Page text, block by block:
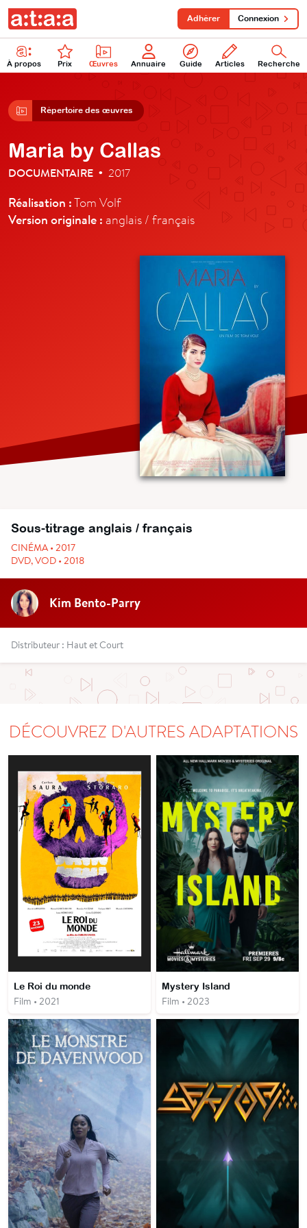
À propos Prix Œuvres Annuaire Guide Articles Recherche
Adhérer Connexion
Répertoire des œuvres
Maria by Callas
DOCUMENTAIRE • 2017
Réalisation :Tom Volf
Version originale : anglais / français
Sous-titrage anglais / français
CINÉMA • 2017
DVD, VOD • 2018
Kim Bento-Parry
Distributeur : Haut et Court
DÉCOUVREZ D'AUTRES ADAPTATIONS
Le Roi du monde
Film • 2021
Mystery Island
Film • 2023